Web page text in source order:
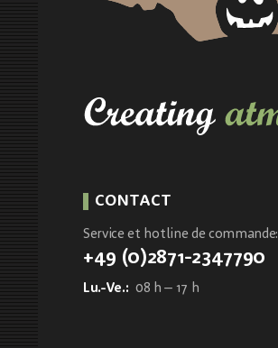
CONTACT
Service et hotline de commande:
+49 (0)2871-2347790
Lu.-Ve.: 08 h – 17 h